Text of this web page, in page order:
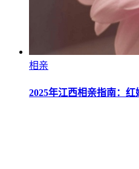
相亲
2025年江西相亲指南：